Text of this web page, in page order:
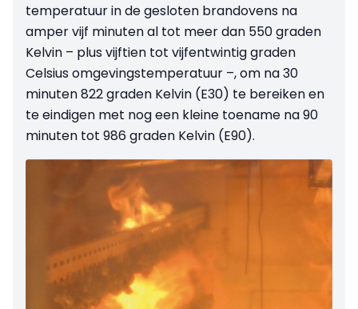
temperatuur in de gesloten brandovens na
amper vijf minuten al tot meer dan 550 graden
Kelvin – plus vijftien tot vijfentwintig graden
Celsius omgevingstemperatuur –, om na 30
minuten 822 graden Kelvin (E30) te bereiken en
te eindigen met nog een kleine toename na 90
minuten tot 986 graden Kelvin (E90).